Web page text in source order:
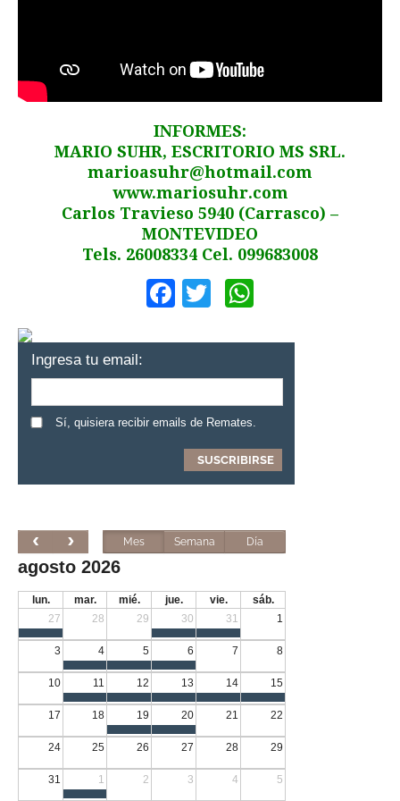
INFORMES:
MARIO SUHR, ESCRITORIO MS SRL.
marioasuhr@hotmail.com
www.mariosuhr.com
Carlos Travieso 5940 (Carrasco) –
MONTEVIDEO
Tels. 26008334 Cel. 099683008
Facebook
Twitter
Ingresa tu email:
Sí, quisiera recibir emails de Remates.
Mes Semana Día
agosto 2026
lun. mar. mié. jue. vie.
sáb.
27
28 29 30 31 1
3 4 5 6 7 8
10 11 12 13 14 15
17 18 19 20 21 22
24 25 26 27 28 29
31 1 2 3 4 5